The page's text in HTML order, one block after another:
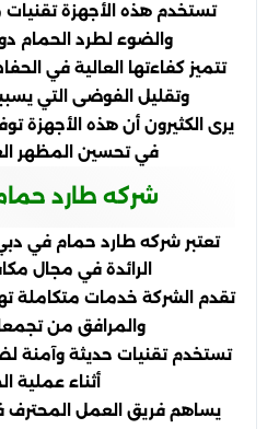
تستخدم هذه الأجهزة
والضوء لطرد الحمام
تتميز كفاءتها العالية في
وتقليل الفوضى التي
يرى الكثيرون أن هذه الأجهزة
في تحسين المظهر
شركه طارد
تعتبر شركه طارد حمام في
الرائدة في مجال
تقدم الشركة خدمات متكاملة
والمرافق من
تستخدم تقنيات حديثة وآمنة
أثناء عملية
يساهم فريق العمل المحترف